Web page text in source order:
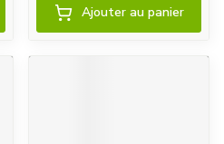
Ajouter au panier